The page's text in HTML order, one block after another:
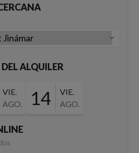
ALQUILER
VIE.
AGO.
14
VIE.
AGO.